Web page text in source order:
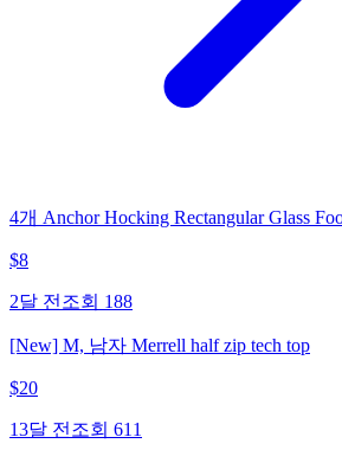
4개 Anchor Hocking Rectangular Glass
$8
2달 전 조회 188
[New] M, 남자 Merrell half zip tech top
$20
13달 전 조회 611